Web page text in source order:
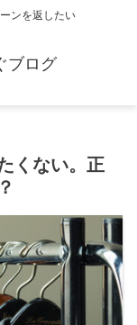
ンを返したい
ブログ
くない。正